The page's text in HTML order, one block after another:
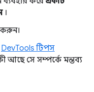
।
DevTools টিপস
আছে সে সম্পর্কে মন্তব্য